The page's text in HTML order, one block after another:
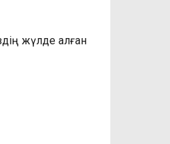
жүлде алған